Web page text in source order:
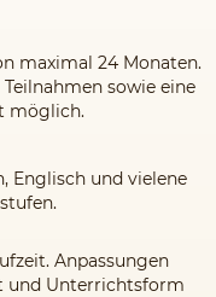
maximal 24 Monaten.
sowie eine
möglich.
Englisch und vielene
Anpassungen
und Unterrichtsform